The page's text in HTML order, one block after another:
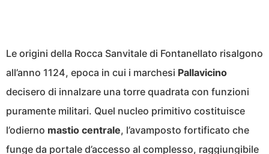
Le origini della Rocca Sanvitale di Fontanellato risalgono
all’anno 1124, epoca in cui i marchesi Pallavicino
decisero di innalzare una torre quadrata con funzioni
puramente militari. Quel nucleo primitivo costituisce
l’odierno mastio centrale, l’avamposto fortificato che
funge da portale d’accesso al complesso, raggiungibile